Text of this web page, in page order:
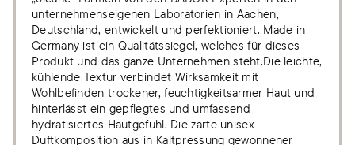
unternehmenseigenen Laboratorien in Aachen,
Deutschland, entwickelt und perfektioniert. Made in
Germany ist ein Qualitätssiegel, welches für dieses
Produkt und das ganze Unternehmen steht.Die leichte,
kühlende Textur verbindet Wirksamkeit mit
Wohlbefinden trockener, feuchtigkeitsarmer Haut und
hinterlässt ein gepflegtes und umfassend
hydratisiertes Hautgefühl. Die zarte unisex
Duftkomposition aus in Kaltpressung gewonnener